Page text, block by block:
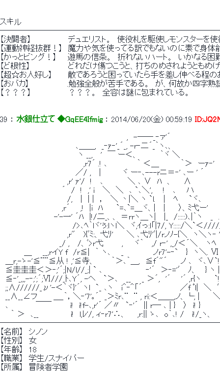
スキル
【決闘者】　　 　 　 　 デュエリスト。　使役札を駆使しモンスターを
【運動神経抜群！】　魔力や気を使ってる訳でもないのに素で身体
【かっとビング！】　　遊馬の信条。　折れないハート。　いかなる
【ど根性】　　　　　　　どれだけ傷つこうと、打ちのめされようとも
【超☆お人好し】　 　 敵であろうと困っていたら手を差し伸べる程
【おバカ】　　　　　　　.勉強全般が苦手である。　が、何故か四字
【？？？】　　 　 　 　 ？？？。　全容は謎に包まれている。
39 ： 水銀仕立て ◆GqEE4Ifmig ： 2014/06/20(金) 00:59:19
,　-――_‐ァ'´
､＿＿,　_‐ｧ‐'_´_, -r‐二´_｀ヽ､、
ヽ __,　 '　￣ ー＜、　　　　｀ヾ ＼
,r7´ .! ､　　　　　 ｀ ＜＿　　　　｀＞　ーｧ‐'
／/ ,　 |　 　　 ヾ ー‐､---rニ＝‐' ､ー ' ´
,r' ｧ'/　!　 ､　 　　　＼ ､ ∨　ﾊ　、　　∧
´　/　!　,' i　 ＼　＼　､ `､＼', 　 !　 ､ 　 ハ
/,　 |　| |　，　＼ 丶|＼ ヽ `l.　 |　 ﾍ　　`ヾ､　　　　　　
,r´ 　 ,!　|i　ﾊ　　 `=､`=＿ヾ、|　 |　　 〉、ﾐ弋ー'　　　
-'-一' ´ﾊ　|!/二_、、 ＝rrヽ＿ヽ|　 |_　/:::::)､|｀ヽ　 _
/>､ﾍ｀lヾ'ぅ:lヽl＼　ヾ,ｲっ:l「|7/, Y:::::/＼`＜
,r"　 ){ﾞﾐ:、弋ﾘ'　　 ＼ ､弋ﾘ'ﾞ|/rノﾉ-{＼　ヽ＼ヽ‐ '
_/ ,　 /、ﾞ>r弋 　 　 ,　　ヾ｀　 ,/ r‐' ,_/＜´＼　 ヽﾍ
＿　　__,rイY f　/r≦|　｀ ヽ､ 　 _　　　　　 ノr7'-‐`　 }　ヽ＼. Ⅵ
＿r,-ゝ-'≦¨¨≦从 ! ,'≦寺、　　　｀＞､｀＿,　≦f´"´　　 ノ ､　ヾ､∨`!
≦圭圭圭＜＞‐;'´;|N/l//_;| ` ､　　　　　　　　‐'´　＞‐='′ ﾉ、　 } ヽ |
≦‐'_,,,-‐;';´;Ⅵ///_ﾄ､Y´, -ヘ　 `＞､　 __　　_ ＞´,　'´ 　 '´ ,r{ヽ　　 `!
;;∧//////_ν'-＜｀ヾ}'´ ヽl　`_ ､ヽ　 i＾‐＾「´　　　　　　　／f ﾟl|　＼　′
__∧__∠フ　　　＿_｀，＼‐'7'｡´　_＞ﾐr､¨　¨ , ri:＜＿＿,ノ、└; |　　
､　　　　　￣￣　　　 i!　i!f-､,r'´ ／〃　`‐'´　|| r― ､ | }　 〉　i! }　　　
｀ ＞　､__　　　　 　 i!　l,ﾚ'/, ィ‐r7'∴、　　,r:|| ゝ､　o｀､! /　 i!/_ヽ、
【名前】　シノン
【性別】　女
【年齢】　18
【職業】　学生/スナイパー
【所属】　冒険者学園